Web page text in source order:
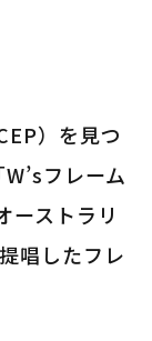
）を見つ
フレーム
ーストラリ
唱したフレ